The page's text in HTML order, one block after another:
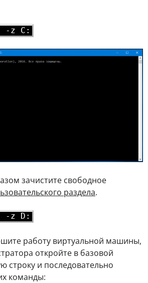
-z C:
зачистите свободное
раздела.
-z D:
работу виртуальной машины,
откройте в базовой
строку и последовательно
команды: